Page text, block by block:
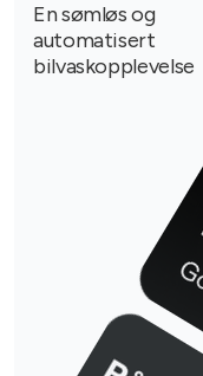
En sømløs og
automatisert
bilvaskopplevelse